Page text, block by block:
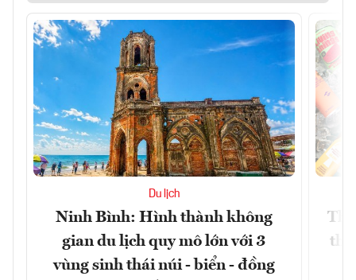
Du lịch
Ninh Bình: Hình thành không
gian du lịch quy mô lớn với 3
vùng sinh thái núi - biển - đồng